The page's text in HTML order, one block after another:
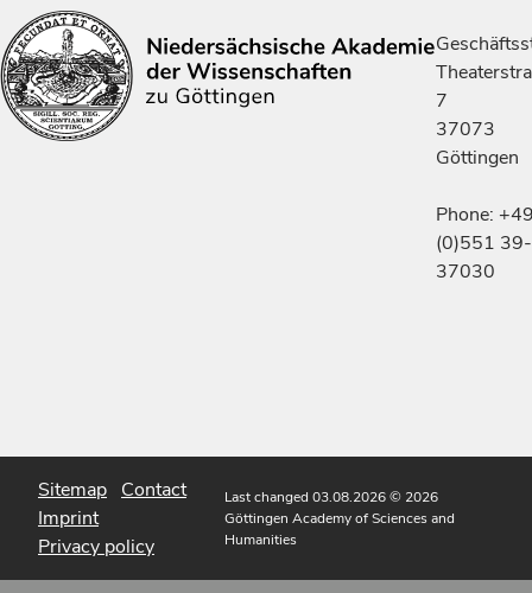
7
37073
Göttingen
Phone:
(0)551 39-
37030
Sitemap Contact
Imprint
Privacy policy
Last changed 03.08.2026© 2026
Göttingen Academy of Sciences and
Humanities